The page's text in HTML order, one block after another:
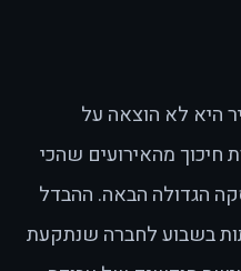
היא לא הוצאה על
חיכוך מהאירועים שהכי
הגדולה הבאה. ההבדל
בשבוע לחברה שנתקעת